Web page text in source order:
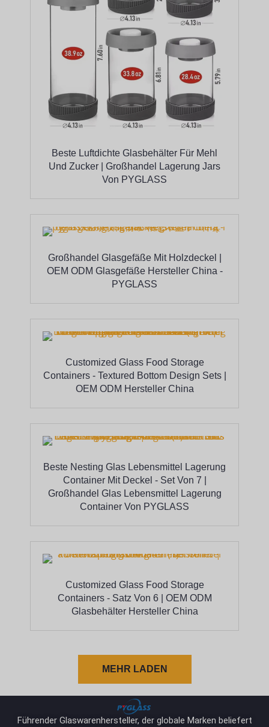
Beste Luftdichte Glasbehälter Für Mehl
Und Zucker | Großhandel Lagerung Jars
Von PYGLASS
Großhandel Glasgefäße Mit Holzdeckel |
OEM ODM Glasgefäße Hersteller China -
PYGLASS
Customized Glass Food Storage
Containers - Textured Bottom Design Sets |
OEM ODM Hersteller China
Beste Nesting Glas Lebensmittel Lagerung
Container Mit Deckel - Set Von 7 |
Großhandel Glas Lebensmittel Lagerung
Container Von PYGLASS
Customized Glass Food Storage
Containers - Satz Von 6 | OEM ODM
Glasbehälter Hersteller China
MEHR LADEN
Führender Glaswarenhersteller, der globale Marken beliefert